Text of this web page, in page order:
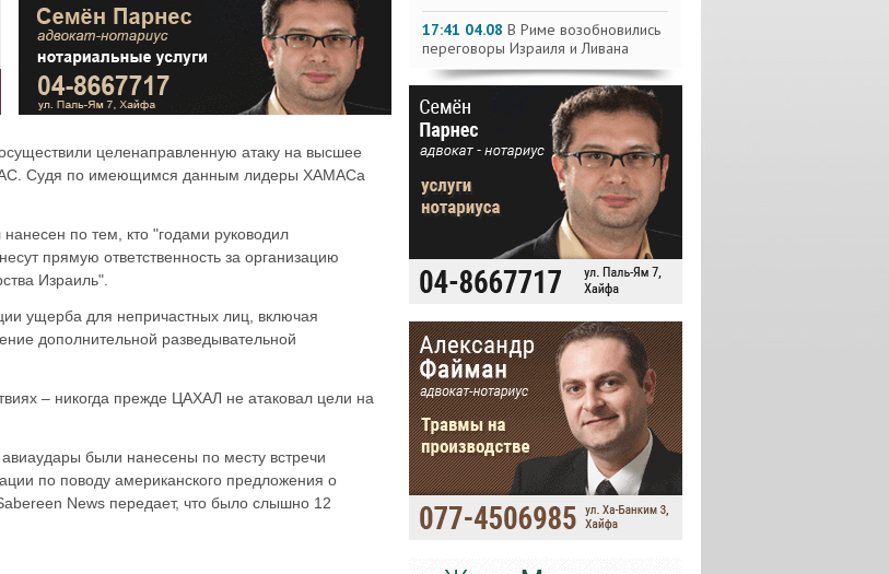
целенаправленную атаку на высшее
Судя по имеющимся данным лидеры ХАМАСа
по тем, кто "годами руководил
прямую ответственность за организацию
Израиль".
ущерба для непричастных лиц, включая
дополнительной разведывательной
– никогда прежде ЦАХАЛ не атаковал цели на
были нанесены по месту встречи
по поводу американского предложения о
News передает, что было слышно 12
17:41 04.08 В Риме возобновились
переговоры Израиля и Ливана